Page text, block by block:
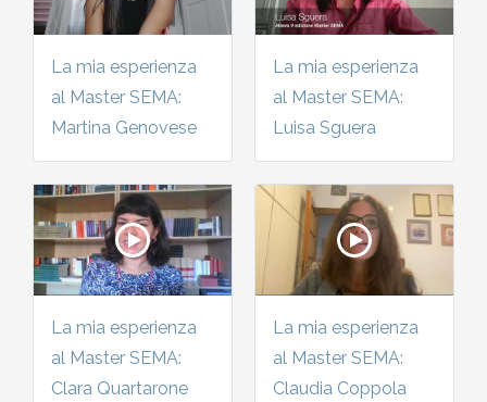
La mia esperienza
al Master SEMA:
Martina Genovese
La mia esperienza
al Master SEMA:
Luisa Sguera
La mia esperienza
al Master SEMA:
Clara Quartarone
La mia esperienza
al Master SEMA:
Claudia Coppola